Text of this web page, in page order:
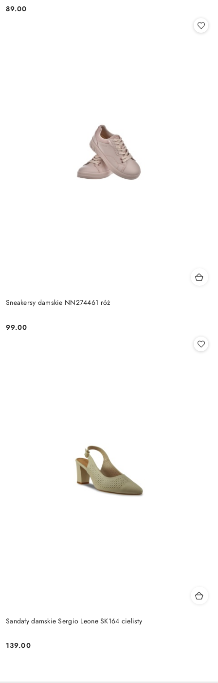
Cena:
89.00
Sneakersy damskie NN274461 róż
Cena:
99.00
Sandały damskie Sergio Leone SK164 cielisty
Cena:
139.00